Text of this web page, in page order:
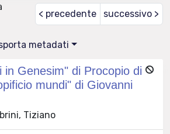
< precedente successivo >
metadati
in Genesim" di Procopio di
mundi" di Giovanni
Tiziano